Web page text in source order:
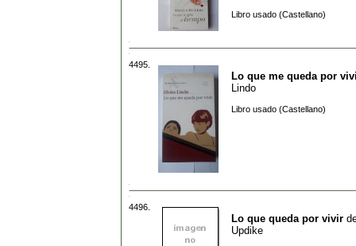
Libro usado (Castellano)
4495.
Lo que me queda por
Lindo
Libro usado (Castellano)
4496.
Lo que queda por vivir
Updike